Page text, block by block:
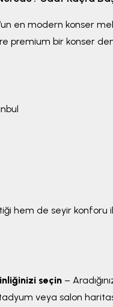
en modern konser
premium bir konser
hem de seyir konforu
seçin –
veya salon